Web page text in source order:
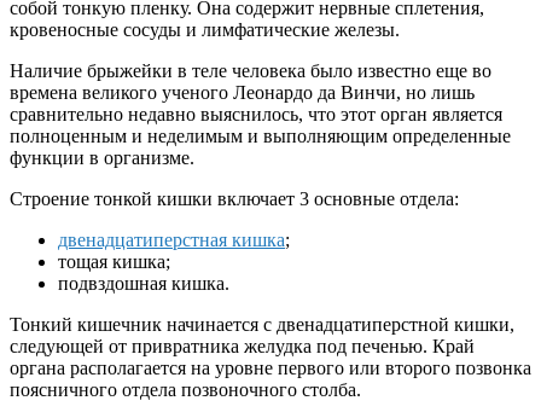
собой тонкую пленку. Она содержит нервные сплетения,
кровеносные сосуды и лимфатические железы.
Наличие брыжейки в теле человека было известно еще во
времена великого ученого Леонардо да Винчи, но лишь
сравнительно недавно выяснилось, что этот орган является
полноценным и неделимым и выполняющим определенные
функции в организме.
Строение тонкой кишки включает 3 основные отдела:
двенадцатиперстная кишка;
тощая кишка;
подвздошная кишка.
Тонкий кишечник начинается с двенадцатиперстной кишки,
следующей от привратника желудка под печенью. Край
органа располагается на уровне первого или второго позвонка
поясничного отдела позвоночного столба.